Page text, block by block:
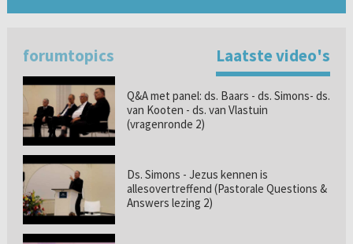
forumtopics Laatste video's
Q&A met panel: ds. Baars - ds. Simons- ds.
van Kooten - ds. van Vlastuin
(vragenronde 2)
Ds. Simons - Jezus kennen is
allesovertreffend (Pastorale Questions &
Answers lezing 2)